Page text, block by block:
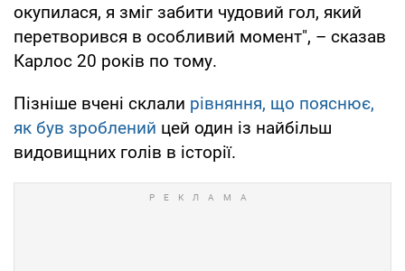
окупилася, я зміг забити чудовий гол, який
перетворився в особливий момент", – сказав
Карлос 20 років по тому.
Пізніше вчені склали рівняння, що пояснює,
як був зроблений цей один із найбільш
видовищних голів в історії.